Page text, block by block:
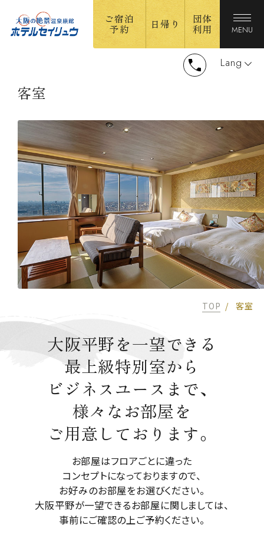
ご宿泊
予約 日帰り 団体
利用 MENU
Lang
客室
TOP 客室
大阪平野を一望できる
最上級特別室から
ビジネスユースまで、
様々なお部屋を
ご用意しております。
お部屋はフロアごとに違った
コンセプトになっておりますので、
お好みのお部屋をお選びください。
大阪平野が一望できるお部屋に関しましては、
事前にご確認の上ご予約ください。